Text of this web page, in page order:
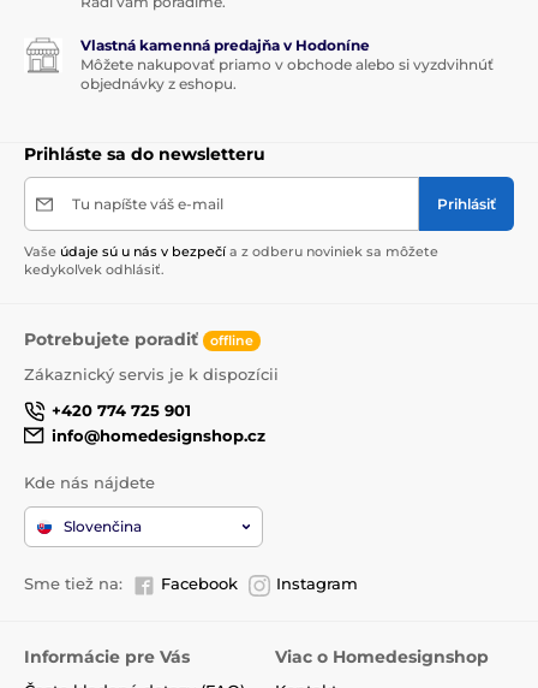
Vlastná kamenná predajňa v Hodoníne
Môžete nakupovať priamo v obchode alebo si vyzdvihnúť
objednávky z eshopu.
Prihláste sa do newsletteru
Tu napíšte váš e-mail Prihlásiť
Vaše údaje sú u nás v bezpečí a z odberu noviniek sa môžete
kedykoľvek odhlásiť.
Potrebujete poradiť offline
Zákaznický servis je k dispozícii
+420 774 725 901
info@homedesignshop.cz
Kde nás nájdete
Slovenčina
Sme tiež na: Facebook Instagram
Informácie pre Vás Viac o Homedesignshop